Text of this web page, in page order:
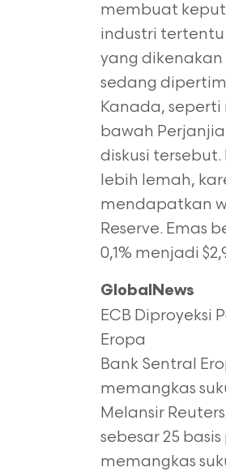
membuat
industri tertentu
yang
sedang
Kanada,
bawah
diskusi
lebih lemah,
mendapatkan
Reserve. Emas
0,1% menjadi
GlobalNews
ECB Diproyeksi
Eropa
Bank Sentral
memangkas
Melansir
sebesar 25
memangkas